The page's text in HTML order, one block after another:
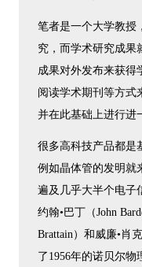
笔者是一个大学教授
究，而学术研究成果
成果对外发布来获得
阅读学术期刊等方式
并在此基础上进行进
很多高科技产品都是
例如晶体管的发明就
遍及几乎大半个电子
约翰•巴丁（John
Brattain）和威廉•肖
了1956年的诺贝尔物